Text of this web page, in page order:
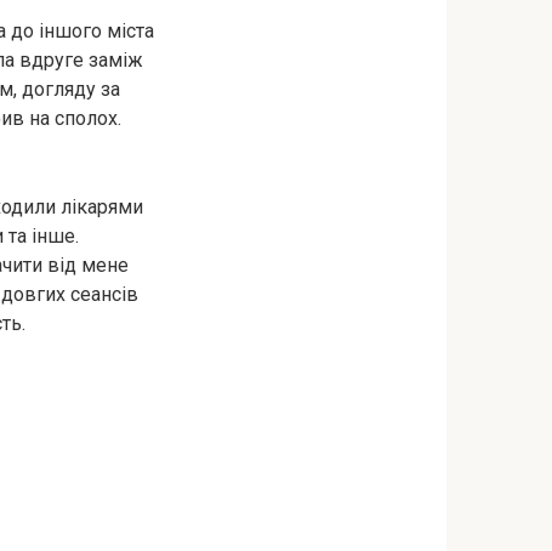
до іншого міста
вдруге заміж
догляду за
на сполох.
лікарями
та інше.
від мене
сеансів